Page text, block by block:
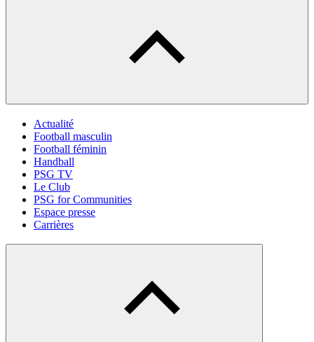
Actualité
Football masculin
Football féminin
Handball
PSG TV
Le Club
PSG for Communities
Espace presse
Carrières